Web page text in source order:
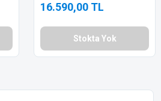
16.590,00 TL
Stokta Yok